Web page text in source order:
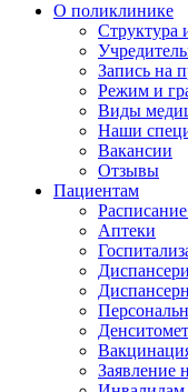
О поликлинике
Структура
Запись на
Режим и
Виды
Наши
Вакансии
Отзывы
Пациентам
Аптеки
Заявление